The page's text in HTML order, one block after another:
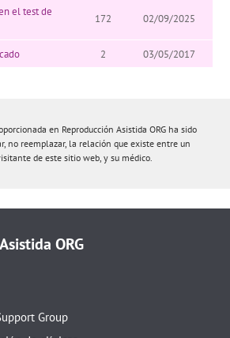
el test de
172 02/09/2025
2 03/05/2017
en Reproducción Asistida ORG ha sido
no reemplazar, la relación que existe entre un
de este sitio web, y su médico.
ORG
Group